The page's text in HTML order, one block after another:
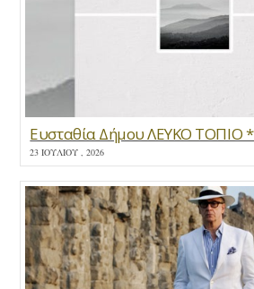
Ευσταθία Δήμου ΛΕΥΚΟ ΤΟΠΙΟ *
23 ΙΟΥΛΊΟΥ , 2026